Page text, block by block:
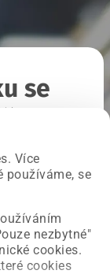
Více
používáme, se
nezbytné"
cookies.
cookies
se
stránku.